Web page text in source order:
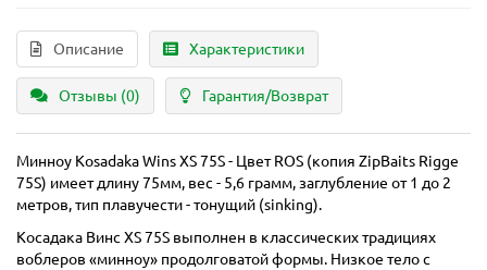
Описание Характеристики
Отзывы (0) Гарантия/Возврат
Минноу Kosadaka Wins XS 75S - Цвет ROS (копия ZipBaits Rigge
75S) имеет длину 75мм, вес - 5,6 грамм, заглубление от 1 до 2
метров, тип плавучести - тонущий (sinking).
Косадака Винс XS 75S выполнен в классических традициях
воблеров «минноу» продолговатой формы. Низкое тело с